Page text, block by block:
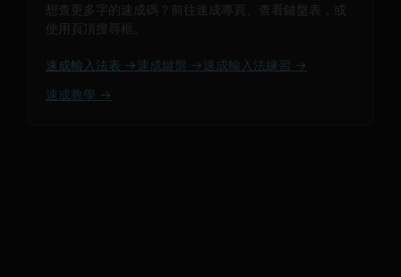
想查更多字的速成碼？前往速成專頁、查看鍵盤表，或
使用頁頂搜尋框。
速成輸入法表 → 速成鍵盤 → 速成輸入法練習 →
速成教學 →